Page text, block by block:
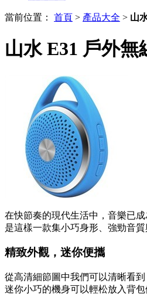
當前位置： 首頁 > 產品大全 > 山
山水 E31 戶外
在快節奏的現代生活中，音樂已
是這樣一款集小巧身形、強勁音
精致外觀，迷你便攜
從高清細節圖中我們可以清晰看
迷你小巧的機身可以輕松放入背